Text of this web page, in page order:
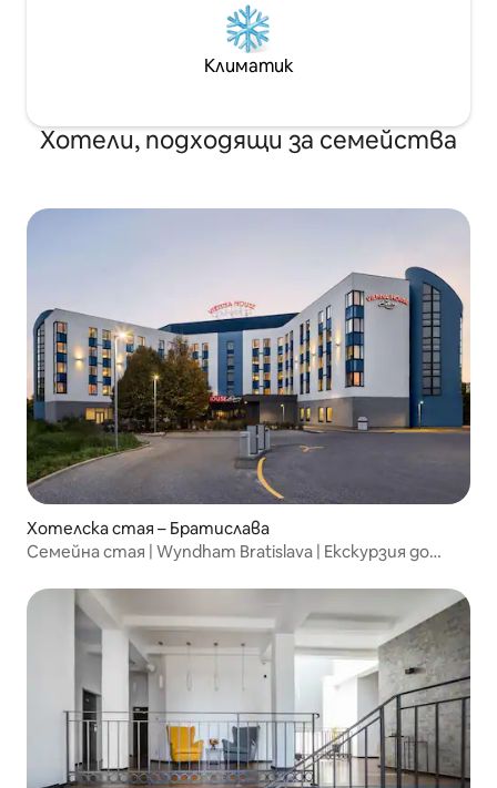
Климатик
Хотели, подходящи за семейства
Хотелска стая – Братислава
Семейна стая | Wyndham Bratislava | Екскурзия до